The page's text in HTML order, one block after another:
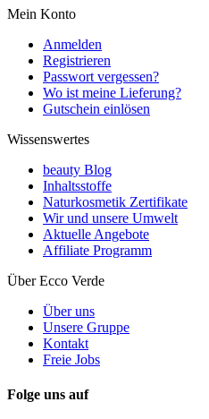
Mein Konto
Anmelden
Registrieren
Passwort vergessen?
Wo ist meine Lieferung?
Gutschein einlösen
Wissenswertes
beauty Blog
Inhaltsstoffe
Naturkosmetik Zertifikate
Wir und unsere Umwelt
Aktuelle Angebote
Affiliate Programm
Über Ecco Verde
Über uns
Unsere Gruppe
Kontakt
Freie Jobs
Folge uns auf